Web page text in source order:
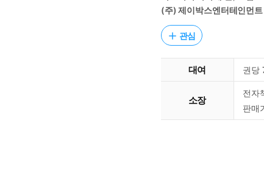
(주) 제이박스엔터테인먼트
관심
대여 권당
소장
전자
판매